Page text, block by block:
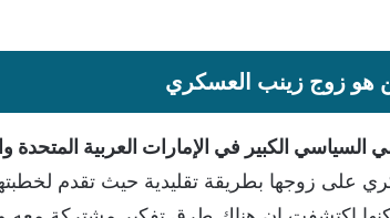
هو زوج زينب العسكري
السياسي الكبير في الإمارات العربية
على زوجها بطريقة تقليدية حيث تقدم